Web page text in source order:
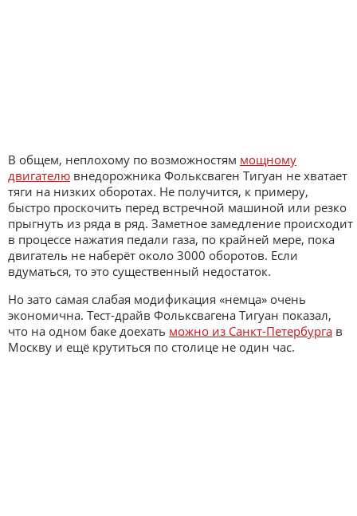
В общем, неплохому по возможностям мощному
двигателю внедорожника Фольксваген Тигуан не хватает
тяги на низких оборотах. Не получится, к примеру,
быстро проскочить перед встречной машиной или резко
прыгнуть из ряда в ряд. Заметное замедление происходит
в процессе нажатия педали газа, по крайней мере, пока
двигатель не наберёт около 3000 оборотов. Если
вдуматься, то это существенный недостаток.
Но зато самая слабая модификация «немца» очень
экономична. Тест-драйв Фольксвагена Тигуан показал,
что на одном баке доехать можно из Санкт-Петербурга в
Москву и ещё крутиться по столице не один час.